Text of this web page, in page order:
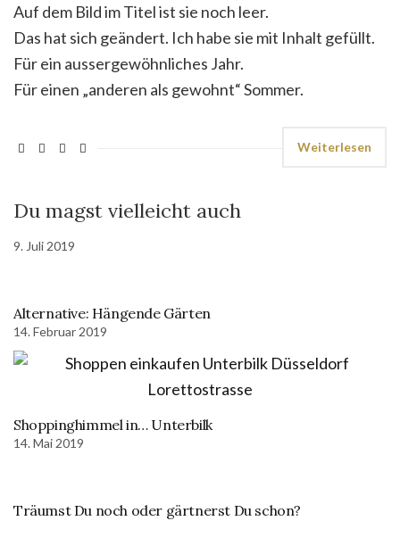
Auf dem Bild im Titel ist sie noch leer.
Das hat sich geändert. Ich habe sie mit Inhalt gefüllt.
Für ein aussergewöhnliches Jahr.
Für einen „anderen als gewohnt“ Sommer.
Weiterlesen
Du magst vielleicht auch
9. Juli 2019
Alternative: Hängende Gärten
14. Februar 2019
Shoppinghimmel in… Unterbilk
14. Mai 2019
Träumst Du noch oder gärtnerst Du schon?